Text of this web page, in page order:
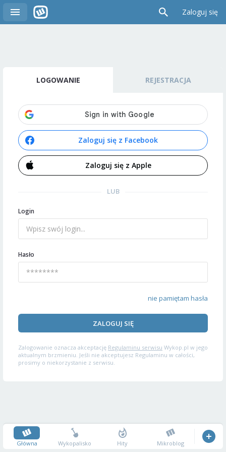
Zaloguj się
LOGOWANIE REJESTRACJA
Zaloguj się z Facebook
Zaloguj się z Apple
LUB
Login
Hasło
nie pamiętam hasła
ZALOGUJ SIĘ
Zalogowanie oznacza akceptację Regulaminu serwisu Wykop.pl w jego
aktualnym brzmieniu. Jeśli nie akceptujesz Regulaminu w całości,
prosimy o niekorzystanie z serwisu.
Główna Wykopalisko Hity Mikroblog